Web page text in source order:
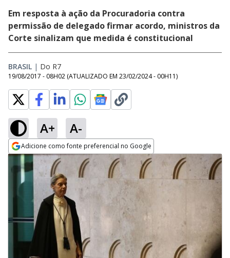
Em resposta à ação da Procuradoria contra
permissão de delegado firmar acordo, ministros da
Corte sinalizam que medida é constitucional
BRASIL | Do R7
19/08/2017 - 08H02 (ATUALIZADO EM 23/02/2024 - 00H11)
A+ A-
Adicione como fonte preferencial no Google
Opens in new window